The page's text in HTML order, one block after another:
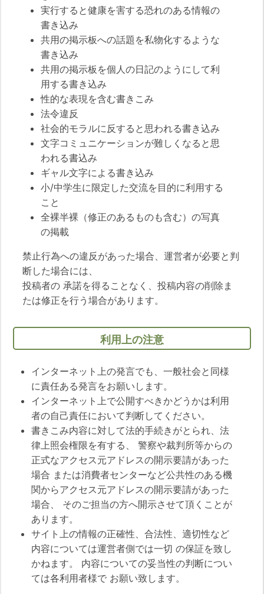
実行すると健康を害する恐れのある情報の
書き込み
共用の掲示板への話題を私物化するような
書き込み
共用の掲示板を個人の日記のようにして利
用する書き込み
性的な表現を含む書きこみ
法令違反
社会的モラルに反すると思われる書き込み
文字コミュニケーションが難しくなると思
われる書込み
ギャル文字による書き込み
小/中学生に限定した交流を目的に利用する
こと
全裸半裸（修正のあるものも含む）の写真
の掲載
禁止行為への違反があった場合、運営者が必要と判
断した場合には、
投稿者の 承諾を得ることなく、投稿内容の削除ま
たは修正を行う場合があります。
利用上の注意
インターネット上の発言でも、一般社会と同様
に責任ある発言をお願いします。
インターネット上で公開すべきかどうかは利用
者の自己責任において判断してください。
書きこみ内容に対して法的手続きがとられ、法
律上照会権限を有する、 警察や裁判所等からの
正式なアクセス元アドレスの開示要請があった
場合 または消費者センターなど公共性のある機
関からアクセス元アドレスの開示要請があった
場合、 そのご担当の方へ開示させて頂くことが
あります。
サイト上の情報の正確性、合法性、適切性など
内容については運営者側では一切 の保証を致し
かねます。 内容についての妥当性の判断につい
ては各利用者様で お願い致します。